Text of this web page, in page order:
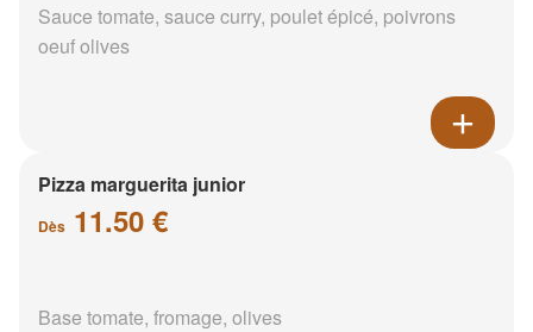
Sauce tomate, sauce curry, poulet épicé, poivrons
oeuf olives
Pizza marguerita junior
Dès 11.50 €
Base tomate, fromage, olives